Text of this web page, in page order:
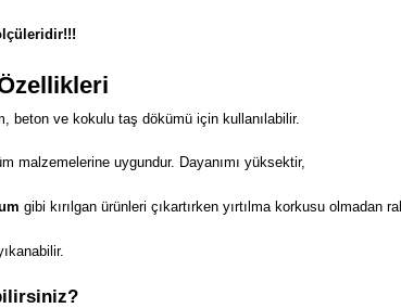
beton ve kokulu taş dökümü için kullanılabilir.
malzemelerine uygundur. Dayanımı yüksektir,
gibi kırılgan ürünleri çıkartırken yırtılma korkusu olmadan